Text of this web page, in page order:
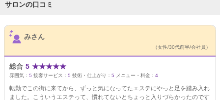
サロンの口コミ
サロンPick Up
みさん
（女性/30代前半/会社員）
総合 5 ★★★★★
雰囲気： 5 接客サービス： 5 技術・仕上がり： 5 メニュー・料金： 4
転勤でこの街に来てから、ずっと気になってたエステにやっと足を踏み入れ
ました。こういうエステって、慣れてないとちょっと入りづらかったのです